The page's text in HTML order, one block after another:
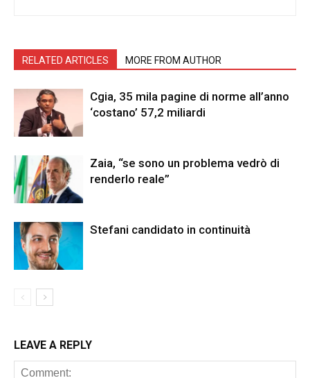
RELATED ARTICLES MORE FROM AUTHOR
Cgia, 35 mila pagine di norme all’anno
‘costano’ 57,2 miliardi
Zaia, “se sono un problema vedrò di
renderlo reale”
Stefani candidato in continuità
LEAVE A REPLY